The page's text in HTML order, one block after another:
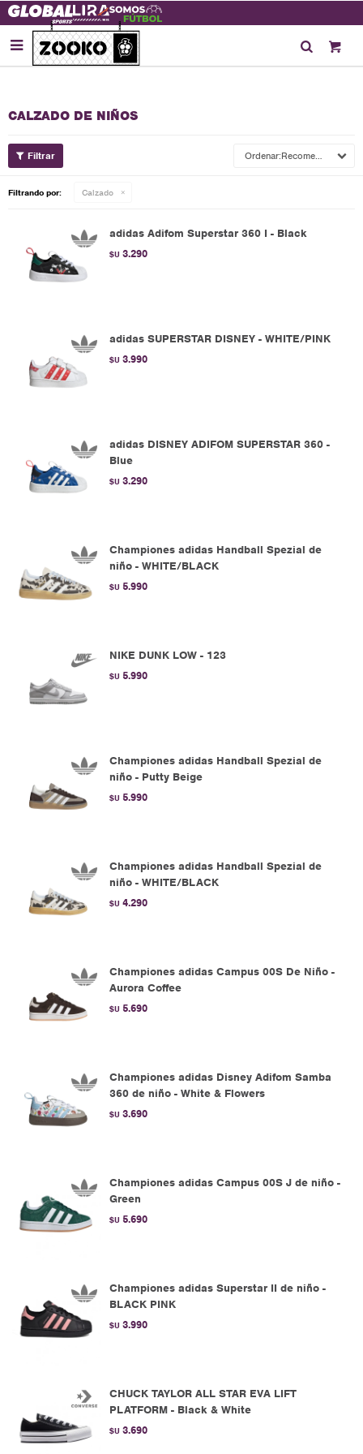

CALZADO DE NIÑOS
Recomendados
Filtrando por: Calzado
adidas Adifom Superstar 360 I - Black
$U 3.290
adidas SUPERSTAR DISNEY - WHITE/PINK
$U 3.990
adidas DISNEY ADIFOM SUPERSTAR 360 -
Blue
$U 3.290
Championes adidas Handball Spezial de
niño - WHITE/BLACK
$U 5.990
NIKE DUNK LOW - 123
$U 5.990
Championes adidas Handball Spezial de
niño - Putty Beige
$U 5.990
Championes adidas Handball Spezial de
niño - WHITE/BLACK
$U 4.290
Championes adidas Campus 00S De Niño -
Aurora Coffee
$U 5.690
Championes adidas Disney Adifom Samba
360 de niño - White & Flowers
$U 3.690
Championes adidas Campus 00S J de niño -
Green
$U 5.690
Championes adidas Superstar II de niño -
BLACK PINK
$U 3.990
CHUCK TAYLOR ALL STAR EVA LIFT
PLATFORM - Black & White
$U 3.690